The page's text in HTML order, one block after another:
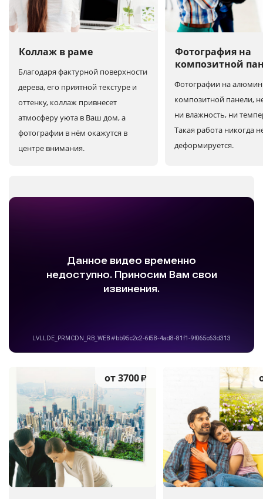
Коллаж в раме
Благодаря фактурной поверхности
дерева, его приятной текстуре и
оттенку, коллаж привнесет
атмосферу уюта в Ваш дом, а
фотографии в нём окажутся в
центре внимания.
Фотография на
композитной
Фотографии на
композитной панели,
ни влажность, ни
Такая работа никогда
деформируется.
от 3700₽